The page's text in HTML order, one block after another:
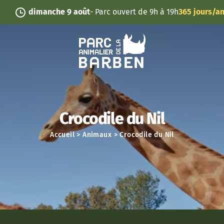
Panneau de gestion des cookies
dimanche 9 août- Parc ouvert de 9h à 19h365 jours/an
Crocodile du Nil
Accueil>Animaux >Crocodile du Nil